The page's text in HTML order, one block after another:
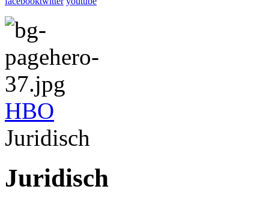
HBO
Juridisch
Juridisch